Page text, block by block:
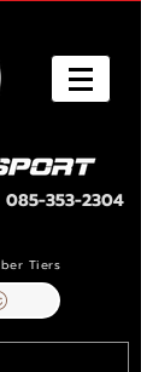
085-353-2304
Tiers